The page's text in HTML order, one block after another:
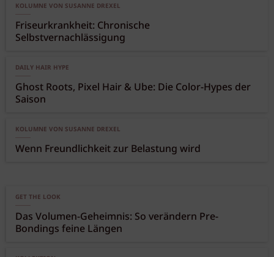
KOLUMNE VON SUSANNE DREXEL
Friseurkrankheit: Chronische
Selbstvernachlässigung
DAILY HAIR HYPE
Ghost Roots, Pixel Hair & Ube: Die Color-Hypes der
Saison
KOLUMNE VON SUSANNE DREXEL
Wenn Freundlichkeit zur Belastung wird
GET THE LOOK
Das Volumen-Geheimnis: So verändern Pre-
Bondings feine Längen